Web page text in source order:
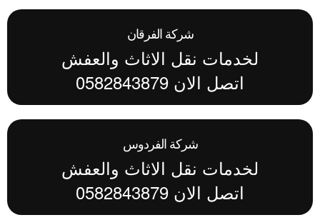
شركة الفرقان
لخدمات نقل الاثاث والعفش
اتصل الان 0582843879
شركة الفردوس
لخدمات نقل الاثاث والعفش
اتصل الان 0582843879